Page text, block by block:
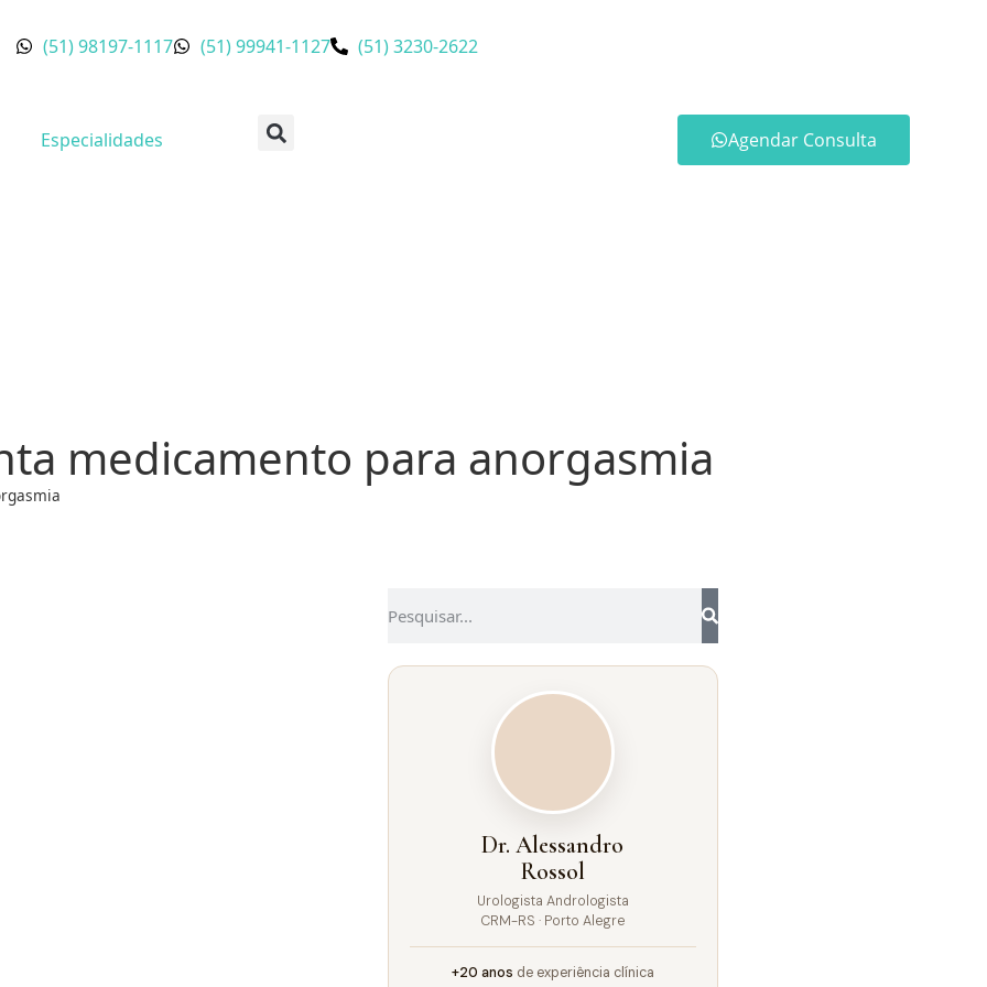
(51) 98197-1117 (51) 99941-1127 (51) 3230-2622
Especialidades Agendar Consulta
medicamento para anorgasmia
Dr. Alessandro
Rossol
Urologista Andrologista
CRM-RS · Porto Alegre
+20 anos de experiência clínica